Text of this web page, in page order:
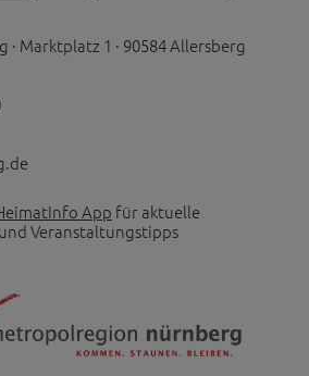
· Marktplatz 1 · 90584 Allersberg
App für aktuelle
Veranstaltungstipps